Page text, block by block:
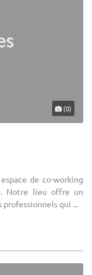
(0)
de co-working
Notre lieu offre un
qui ...